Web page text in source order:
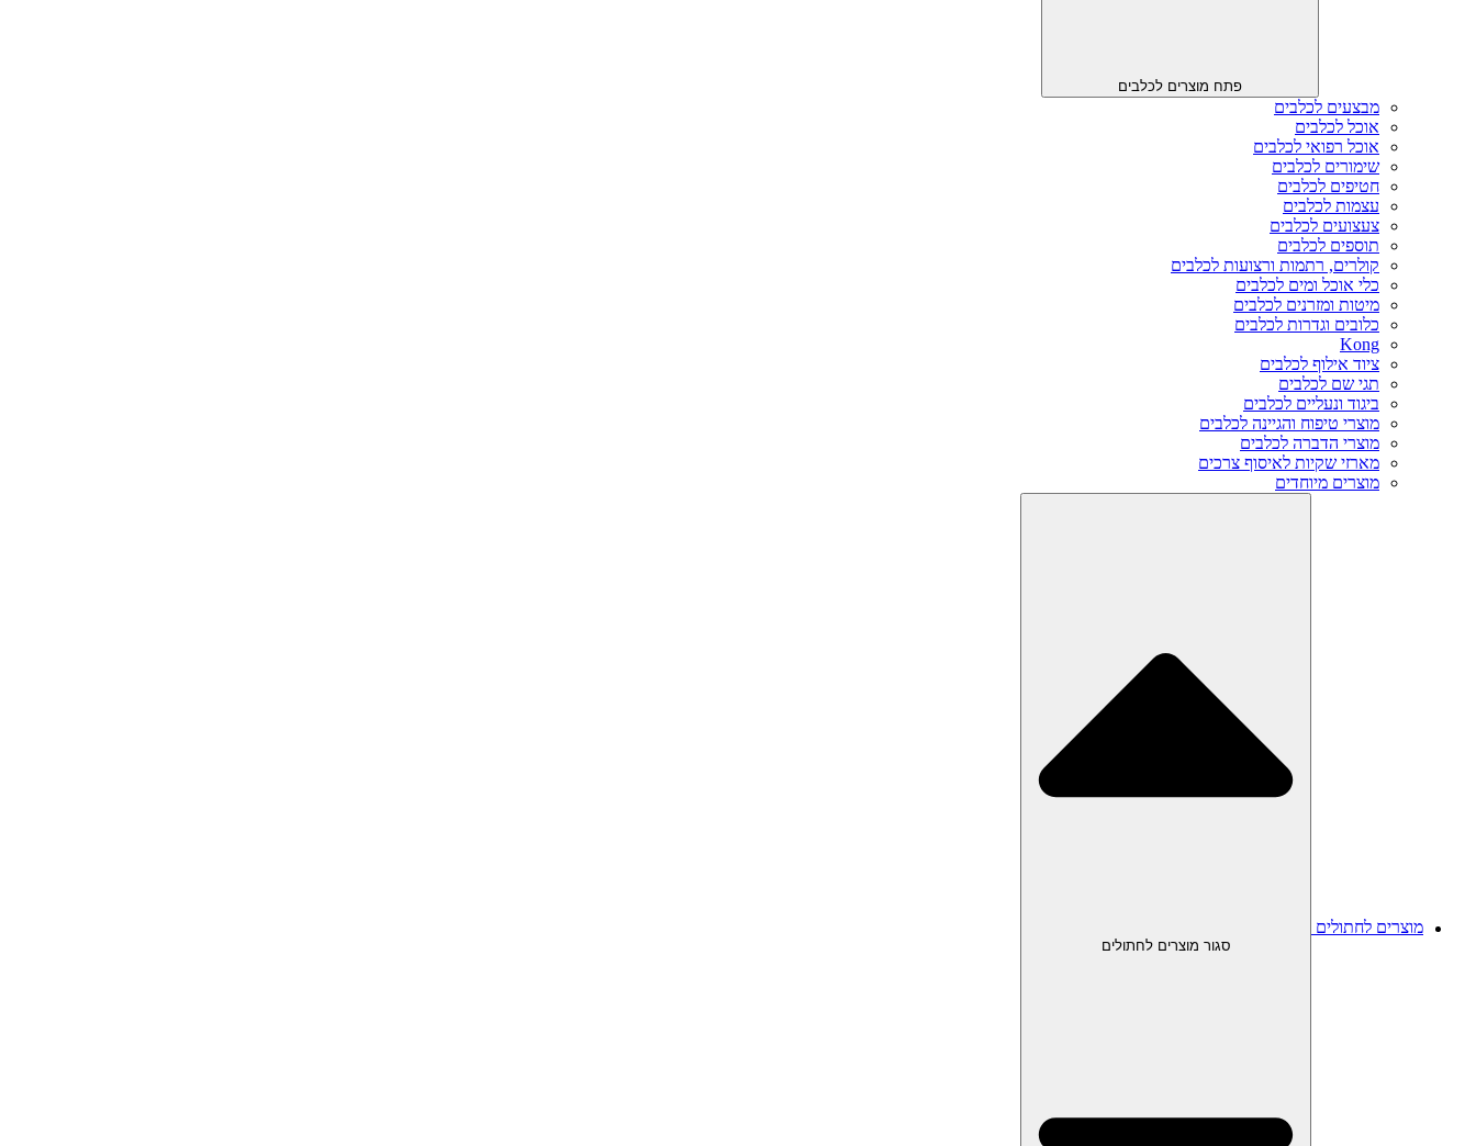
פתח מוצרים לכלבים
מבצעים לכלבים
אוכל לכלבים
אוכל רפואי לכלבים
שימורים לכלבים
חטיפים לכלבים
עצמות לכלבים
צעצועים לכלבים
תוספים לכלבים
קולרים, רתמות ורצועות לכלבים
כלי אוכל ומים לכלבים
מיטות ומזרנים לכלבים
כלובים וגדרות לכלבים
Kong
ציוד אילוף לכלבים
תגי שם לכלבים
ביגוד ונעליים לכלבים
מוצרי טיפוח והגיינה לכלבים
מוצרי הדברה לכלבים
מארזי שקיות לאיסוף צרכים
מוצרים מיוחדים
מוצרים לחתולים
סגור מוצרים לחתולים